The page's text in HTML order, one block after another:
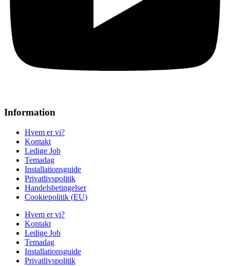
Information
Hvem er vi?
Kontakt
Ledige Job
Temadag
Installationsguide
Privatlivspolitik
Handelsbetingelser
Cookiepolitik (EU)
Hvem er vi?
Kontakt
Ledige Job
Temadag
Installationsguide
Privatlivspolitik